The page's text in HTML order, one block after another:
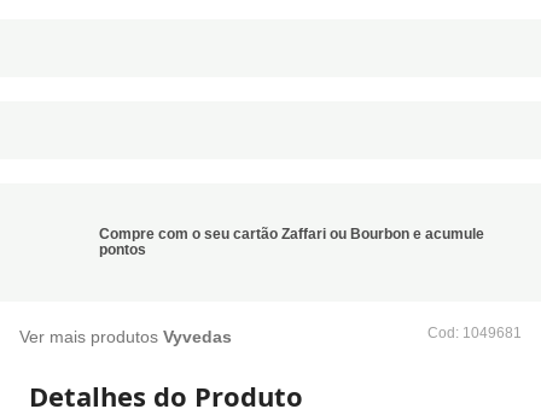
Compre com o seu cartão Zaffari ou Bourbon e acumule pontos
Ver mais produtos Vyvedas :1049681
Detalhes do Produto